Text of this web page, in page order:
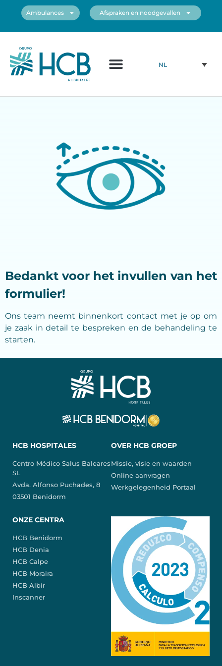
Ambulances Afspraken en noodgevallen
NL
Bedankt voor het invullen van het
formulier!
Ons team neemt binnenkort contact met je op om
je zaak in detail te bespreken en de behandeling te
starten.
HCB HOSPITALES
Centro Médico Salus Baleares
SL
Avda. Alfonso Puchades, 8
03501 Benidorm
OVER HCB GROEP
Missie, visie en waarden
Online aanvragen
Werkgelegenheid Portaal
ONZE CENTRA
HCB Benidorm
HCB Denia
HCB Calpe
HCB Moraira
HCB Albir
Inscanner